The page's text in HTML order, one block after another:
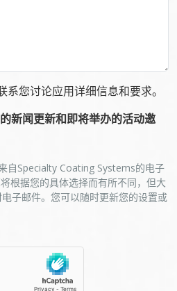
您讨论应用详细信息和要求。
新闻更新和即将举办的活动邀
自Specialty Coating Systems的电子
根据您的具体选择而有所不同，但大
子邮件。您可以随时更新您的设置或